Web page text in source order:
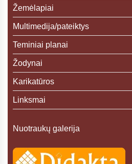
Žemėlapiai
Multimedija/pateiktys
Teminiai planai
Žodynai
Karikatūros
Linksmai
Nuotraukų galerija